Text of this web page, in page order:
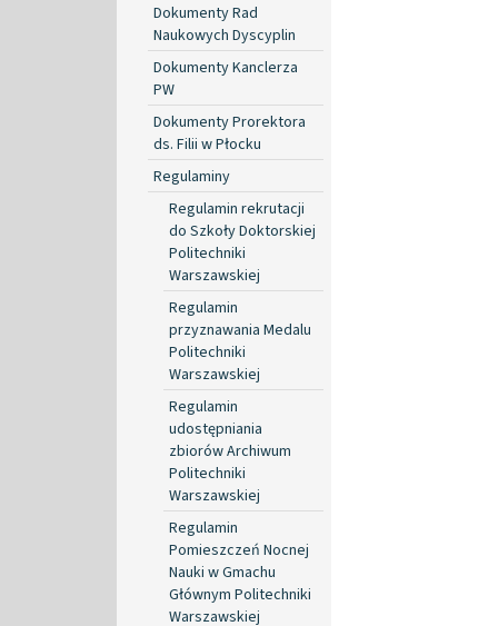
Dokumenty Rad
Naukowych Dyscyplin
Dokumenty Kanclerza
PW
Dokumenty Prorektora
ds. Filii w Płocku
Regulaminy
Regulamin rekrutacji
do Szkoły Doktorskiej
Politechniki
Warszawskiej
Regulamin
przyznawania Medalu
Politechniki
Warszawskiej
Regulamin
udostępniania
zbiorów Archiwum
Politechniki
Warszawskiej
Regulamin
Pomieszczeń Nocnej
Nauki w Gmachu
Głównym Politechniki
Warszawskiej